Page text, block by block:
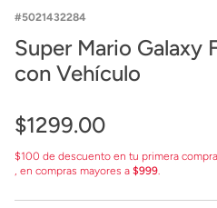
5021432284
Super Mario Galaxy
con Vehículo
$1299.00
$100 de descuento en tu primera
, en compras mayores a $999.